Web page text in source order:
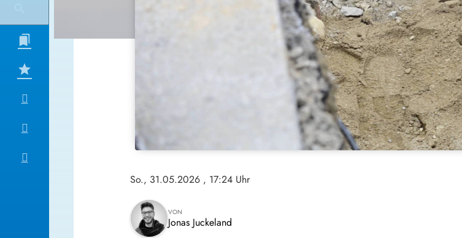
So., 31.05.2026 , 17:24 Uhr
VON
Jonas Juckeland